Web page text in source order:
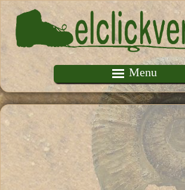
Pasar al contenido principal
Menu